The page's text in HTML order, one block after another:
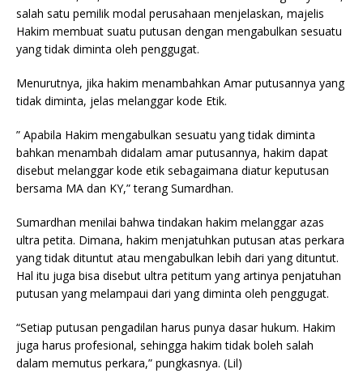
salah satu pemilik modal perusahaan menjelaskan, majelis
Hakim membuat suatu putusan dengan mengabulkan sesuatu
yang tidak diminta oleh penggugat.
Menurutnya, jika hakim menambahkan Amar putusannya yang
tidak diminta, jelas melanggar kode Etik.
” Apabila Hakim mengabulkan sesuatu yang tidak diminta
bahkan menambah didalam amar putusannya, hakim dapat
disebut melanggar kode etik sebagaimana diatur keputusan
bersama MA dan KY,” terang Sumardhan.
Sumardhan menilai bahwa tindakan hakim melanggar azas
ultra petita. Dimana, hakim menjatuhkan putusan atas perkara
yang tidak dituntut atau mengabulkan lebih dari yang dituntut.
Hal itu juga bisa disebut ultra petitum yang artinya penjatuhan
putusan yang melampaui dari yang diminta oleh penggugat.
“Setiap putusan pengadilan harus punya dasar hukum. Hakim
juga harus profesional, sehingga hakim tidak boleh salah
dalam memutus perkara,” pungkasnya. (Lil)